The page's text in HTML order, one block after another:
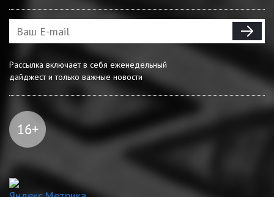
Рассылка включает в себя еженедельный
дайджест и только важные новости